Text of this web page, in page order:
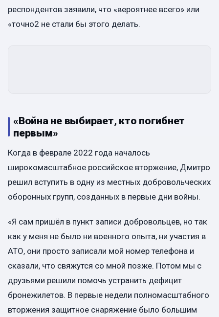
респондентов заявили, что «вероятнее всего» или
«точно2 не стали бы этого делать.
«Война не выбирает, кто погибнет
первым»
Когда в феврале 2022 года началось
широкомасштабное российское вторжение, Дмитро
решил вступить в одну из местных добровольческих
оборонных групп, созданных в первые дни войны.
«Я сам пришёл в пункт записи добровольцев, но так
как у меня не было ни военного опыта, ни участия в
АТО, они просто записали мой номер телефона и
сказали, что свяжутся со мной позже. Потом мы с
друзьями решили помочь устранить дефицит
бронежилетов. В первые недели полномасштабного
вторжения защитное снаряжение было большим